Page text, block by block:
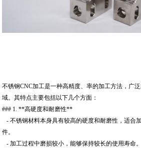
不锈钢CNC加工是一种高精度、率的加工方法，广
域。其特点主要包括以下几个方面：
### 1. **高硬度和耐磨性**
- 不锈钢材料本身具有较高的硬度和耐磨性，适合
件。
- 加工过程中磨损较小，能够保持较长的使用寿命。